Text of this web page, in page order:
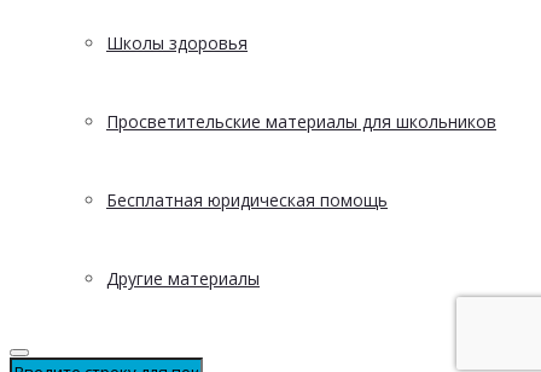
Школы здоровья
Просветительские материалы для школьников
Бесплатная юридическая помощь
Другие материалы